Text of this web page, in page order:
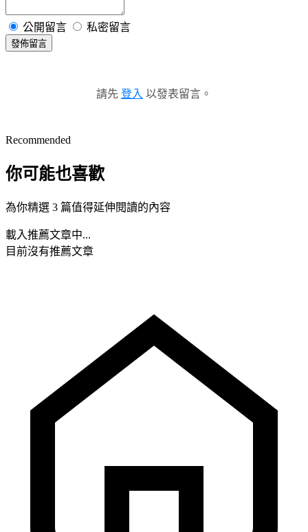
公開留言 私密留言
發佈留言
請先 登入 以發表留言。
Recommended
你可能也喜歡
為你精選 3 篇值得延伸閱讀的內容
載入推薦文章中...
目前沒有推薦文章